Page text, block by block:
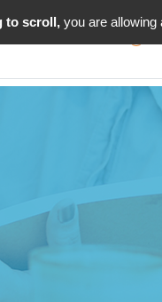
to scroll, you are allowing